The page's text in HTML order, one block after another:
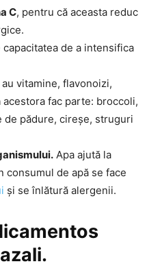
C, pentru că aceasta reduc
capacitatea de a intensifica
vitamine, flavonoizi,
acestora fac parte: broccoli,
de pădure, cireșe, struguri
Apa ajută la
consumul de apă se face
și se înlătură alergenii.